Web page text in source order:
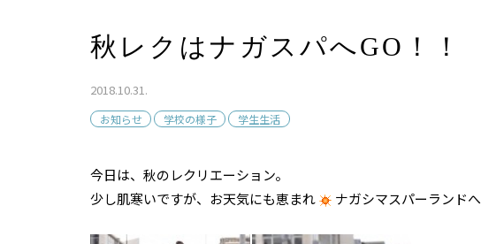
秋レクはナガスパへGO！！
2018.10.31.
お知らせ 学校の様子 学生生活
今日は、秋のレクリエーション。
少し肌寒いですが、お天気にも恵まれ
ナガシマスパーランドへ